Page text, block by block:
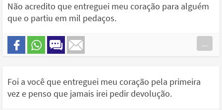
Não acredito que entreguei meu coração para alguém
que o partiu em mil pedaços.
...
Foi a você que entreguei meu coração pela primeira
vez e penso que jamais irei pedir devolução.